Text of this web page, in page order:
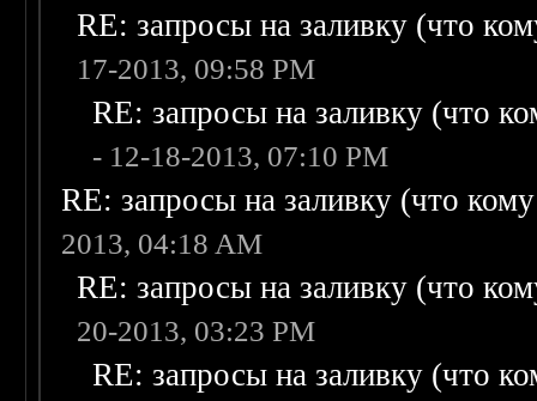
RE: запросы на заливку (что
17-2013, 09:58 PM
RE: запросы на заливку (что
- 12-18-2013, 07:10 PM
RE: запросы на заливку (что
2013, 04:18 AM
RE: запросы на заливку (что
20-2013, 03:23 PM
RE: запросы на заливку (что